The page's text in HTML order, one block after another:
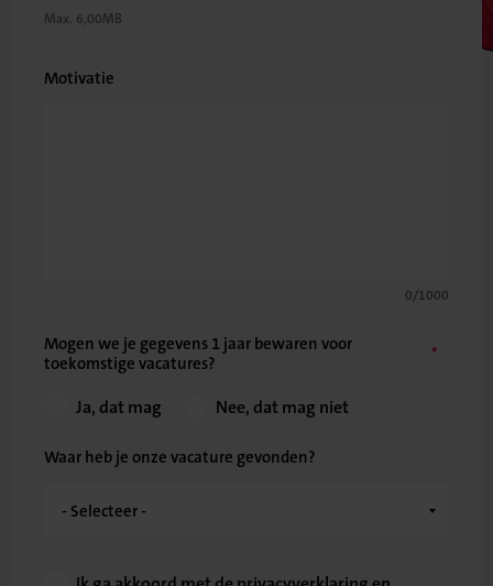
Max. 6,00MB
Motivatie
0/1000
Mogen we je gegevens 1 jaar bewaren voor
toekomstige vacatures?
Ja, dat mag Nee, dat mag niet
Waar heb je onze vacature gevonden?